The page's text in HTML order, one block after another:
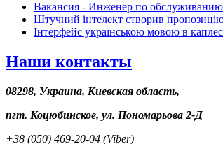
Вакансия - Инженер по
Штучний інтелект створив
Інтерфейс українською мовою в
Наши контакты
08298, Украина, Киевская область,
пгт. Коцюбинское, ул. Пономарьова 2-Д
+38 (050) 469-20-04 (Viber)